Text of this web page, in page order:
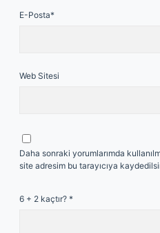
E-Posta*
Web Sitesi
Daha sonraki yorumlarımda
site adresim bu tarayıcıya
6 + 2 kaçtır? *